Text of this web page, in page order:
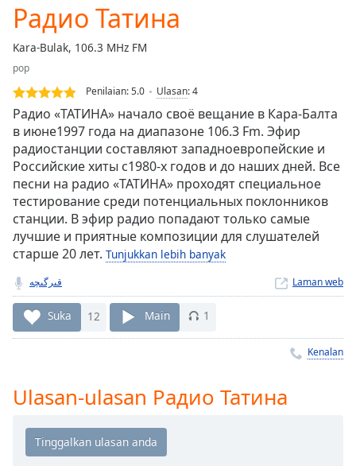
Duration
Loaded:
0.00%
Stream
Type
Seek to
live,
currently
behind
liveLIVE
Remaining
Time-
Playback
Rate
Chapters
off,
selected
Радио Татина
Kara-Bulak, 106.3 MHz FM
pop
Penilaian:5.0 Ulasan:4
Радио «ТАТИНА» начало своё вещание в Кара-Балта
в июне1997 года на диапазоне 106.3 Fm. Эфир
радиостанции составляют западноевропейские и
Российские хиты с1980-х годов и до наших дней. Все
песни на радио «ТАТИНА» проходят специальное
тестирование среди потенциальных поклонников
станции. В эфир радио попадают только самые
лучшие и приятные композиции для слушателей
старше 20 лет. Tunjukkan lebih banyak
قىرگىچه Laman web
Suka 12 Main 1
Kenalan
Ulasan-ulasan Радио Татина